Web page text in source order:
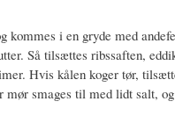
kommes i en gryde med
Så tilsættes ribssaften,
Hvis kålen koger tør,
mør smages til med lidt salt,